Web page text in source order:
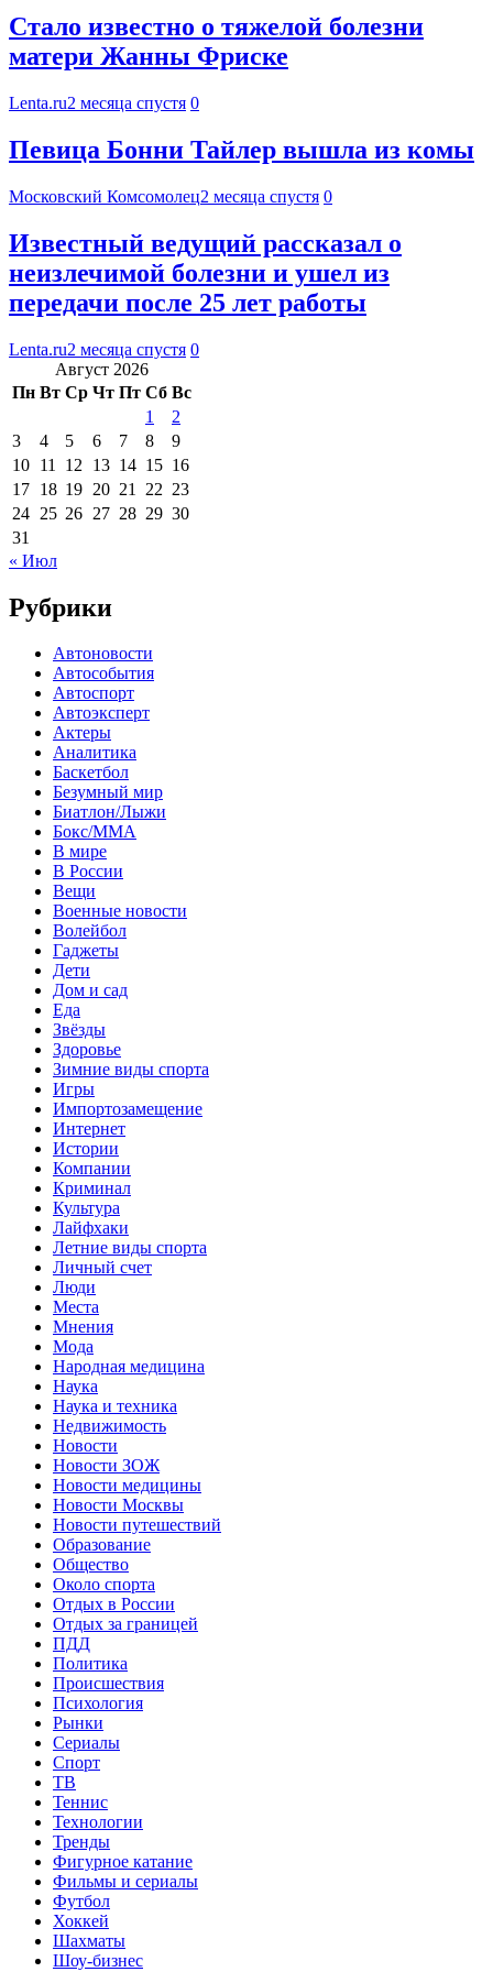
Стало известно о тяжелой болезни
матери Жанны Фриске
Lenta.ru2 месяца спустя 0
Певица Бонни Тайлер вышла из комы
Московский Комсомолец2 месяца спустя 0
Известный ведущий рассказал о
неизлечимой болезни и ушел из
передачи после 25 лет работы
Lenta.ru2 месяца спустя 0
Август 2026
Пн Вт Ср Чт Пт Сб Вс
1
2
3
4 5 6 7 8
9
10 11 12 13 14 15 16
17 18 19 20 21 22 23
24 25 26 27 28 29 30
31
« Июл
Рубрики
Автоновости
Автособытия
Автоспорт
Автоэксперт
Актеры
Аналитика
Баскетбол
Безумный мир
Биатлон/Лыжи
Бокс/MMA
В мире
В России
Вещи
Военные новости
Волейбол
Гаджеты
Дети
Дом и сад
Еда
Звёзды
Здоровье
Зимние виды спорта
Игры
Импортозамещение
Интернет
Истории
Компании
Криминал
Культура
Лайфхаки
Летние виды спорта
Личный счет
Люди
Места
Мнения
Мода
Народная медицина
Наука
Наука и техника
Недвижимость
Новости
Новости ЗОЖ
Новости медицины
Новости Москвы
Новости путешествий
Образование
Общество
Около спорта
Отдых в России
Отдых за границей
ПДД
Политика
Происшествия
Психология
Рынки
Сериалы
Спорт
ТВ
Теннис
Технологии
Тренды
Фигурное катание
Фильмы и сериалы
Футбол
Хоккей
Шахматы
Шоу-бизнес